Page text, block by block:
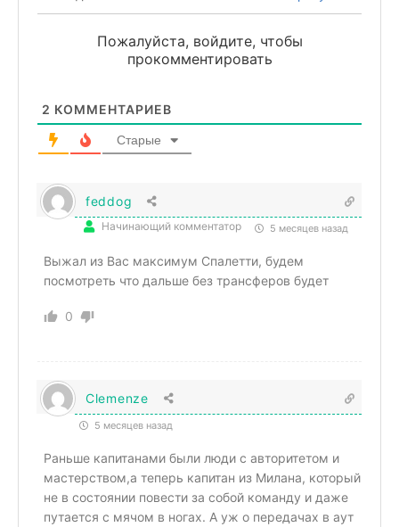
Пожалуйста, войдите, чтобы
прокомментировать
2 КОММЕНТАРИЕВ
Старые
feddog
Начинающий комментатор 5 месяцев назад
Выжал из Вас максимум Спалетти, будем
посмотреть что дальше без трансферов будет
0
Clemenze
5 месяцев назад
Раньше капитанами были люди с авторитетом и
мастерством,а теперь капитан из Милана, который
не в состоянии повести за собой команду и даже
путается с мячом в ногах. А уж о передачах в аут